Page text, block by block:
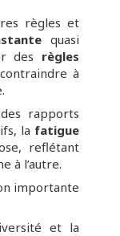
règles et
quasi
des règles
à
rapports
la fatigue
reflétant
à l’autre.
importante
et la